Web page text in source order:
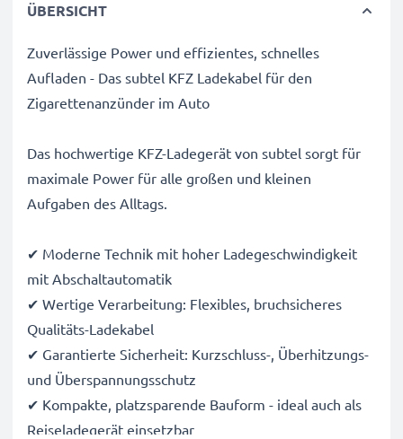
ÜBERSICHT
Zuverlässige Power und effizientes, schnelles
Aufladen - Das subtel KFZ Ladekabel für den
Zigarettenanzünder im Auto
Das hochwertige KFZ-Ladegerät von subtel sorgt für
maximale Power für alle großen und kleinen
Aufgaben des Alltags.
✔ Moderne Technik mit hoher Ladegeschwindigkeit
mit Abschaltautomatik
✔ Wertige Verarbeitung: Flexibles, bruchsicheres
Qualitäts-Ladekabel
✔ Garantierte Sicherheit: Kurzschluss-, Überhitzungs-
und Überspannungsschutz
✔ Kompakte, platzsparende Bauform - ideal auch als
Reiseladegerät einsetzbar